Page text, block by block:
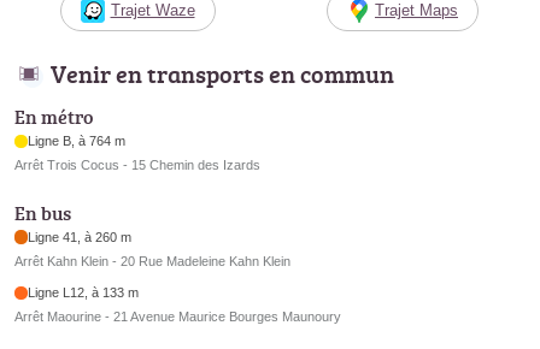
Trajet Waze Trajet Maps
Venir en transports en commun
En métro
Ligne B, à 764 m
Arrêt Trois Cocus - 15 Chemin des Izards
En bus
Ligne 41, à 260 m
Arrêt Kahn Klein - 20 Rue Madeleine Kahn Klein
Ligne L12, à 133 m
Arrêt Maourine - 21 Avenue Maurice Bourges Maunoury